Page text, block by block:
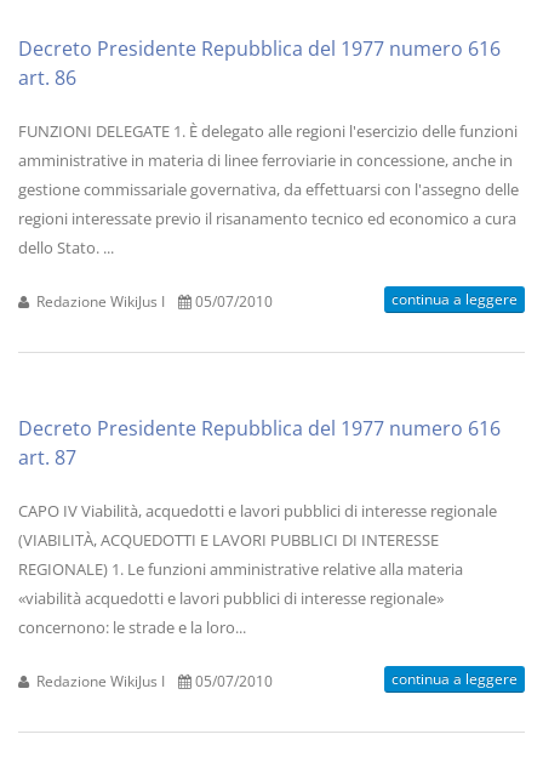
Decreto Presidente Repubblica del 1977 numero 616
art. 86
FUNZIONI DELEGATE 1. È delegato alle regioni l'esercizio delle funzioni
amministrative in materia di linee ferroviarie in concessione, anche in
gestione commissariale governativa, da effettuarsi con l'assegno delle
regioni interessate previo il risanamento tecnico ed economico a cura
dello Stato. ...
Redazione WikiJus I 05/07/2010 continua a leggere
Decreto Presidente Repubblica del 1977 numero 616
art. 87
CAPO IV Viabilità, acquedotti e lavori pubblici di interesse regionale
(VIABILITÀ, ACQUEDOTTI E LAVORI PUBBLICI DI INTERESSE
REGIONALE) 1. Le funzioni amministrative relative alla materia
«viabilità acquedotti e lavori pubblici di interesse regionale»
concernono: le strade e la loro...
Redazione WikiJus I 05/07/2010 continua a leggere